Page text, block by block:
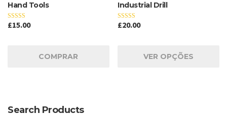
Hand Tools
5
£15.00
COMPRAR
Industrial Drill
4.33
£20.00
VER OPÇÕES
Search Products